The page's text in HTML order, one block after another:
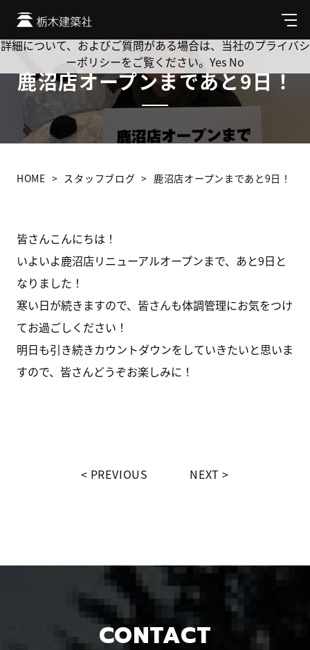
メ
ニ
ュ
鹿沼店オープンまであと9日！
HOME スタッフブログ 鹿沼店オープンまであと9日！
皆さんこんにちは！
いよいよ鹿沼店リニューアルオープンまで、あと9日と
なりました！
寒い日が続きますので、皆さんも体調管理にお気をつけ
てお過ごしください！
明日も引き続きカウントダウンをしていきたいと思いま
すので、皆さんどうぞお楽しみに！
PREVIOUS NEXT
CONTACT
Cookie を使用して、お客様の活動を追跡してもよろしいです
か? 当社ではお客様のプライバシーを極めて重視しています。
詳細について、およびご質問がある場合は、当社のプライバシ
ーポリシーをご覧ください。 Yes No